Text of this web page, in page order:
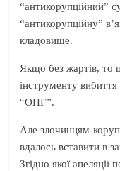
“антикорупційний”
“антикорупційну”
кладовище.
Якщо без жартів, то
інструменту вибиття
“ОПГ”.
Але злочинцям-
вдалось вставити в
Згідно якої